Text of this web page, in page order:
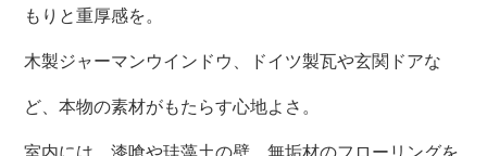
もりと重厚感を。
木製ジャーマンウインドウ、ドイツ製瓦や玄関ドアな
ど、本物の素材がもたらす心地よさ。